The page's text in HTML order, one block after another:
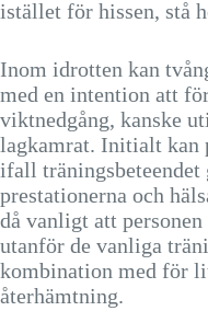
istället för hissen, stå
Inom idrotten kan
med en intention att
viktnedgång, kanske
lagkamrat. Initialt kan
ifall träningsbeteendet
prestationerna och
då vanligt att
utanför de vanliga
kombination med för
återhämtning.